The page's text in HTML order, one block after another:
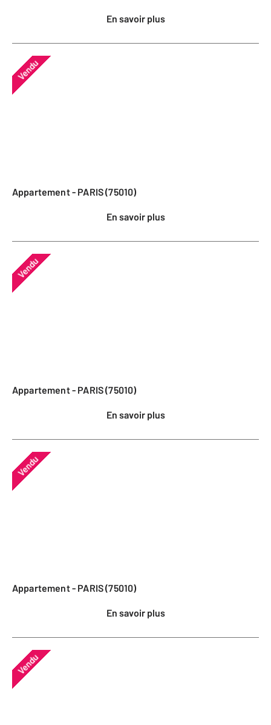
En savoir plus
Vendu
Appartement - PARIS (75010)
En savoir plus
Vendu
Appartement - PARIS (75010)
En savoir plus
Vendu
Appartement - PARIS (75010)
En savoir plus
Vendu